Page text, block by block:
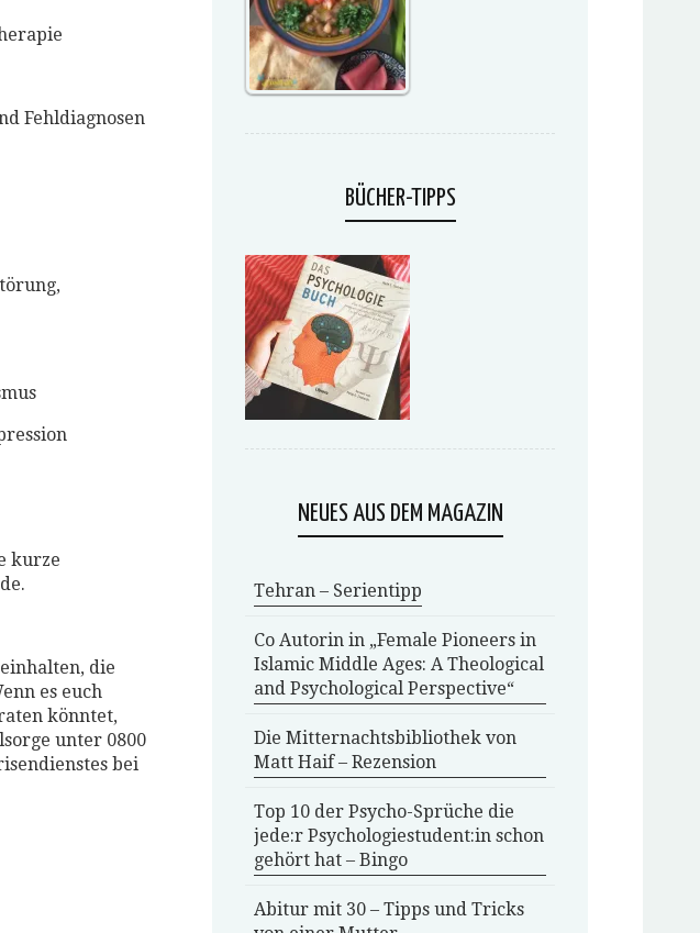
Fehldiagnosen
kurze
die
es euch
könntet,
unter 0800
bei
BÜCHER-TIPPS
NEUES AUS DEM MAGAZIN
Tehran – Serientipp
Co Autorin in „Female Pioneers in
Islamic Middle Ages: A Theological
and Psychological Perspective“
Die Mitternachtsbibliothek von
Matt Haif – Rezension
Top 10 der Psycho-Sprüche die
jede:r Psychologiestudent:in schon
gehört hat – Bingo
Abitur mit 30 – Tipps und Tricks